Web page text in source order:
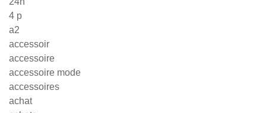
4 p
a2
accessoir
accessoire
accessoire mode
accessoires
achat